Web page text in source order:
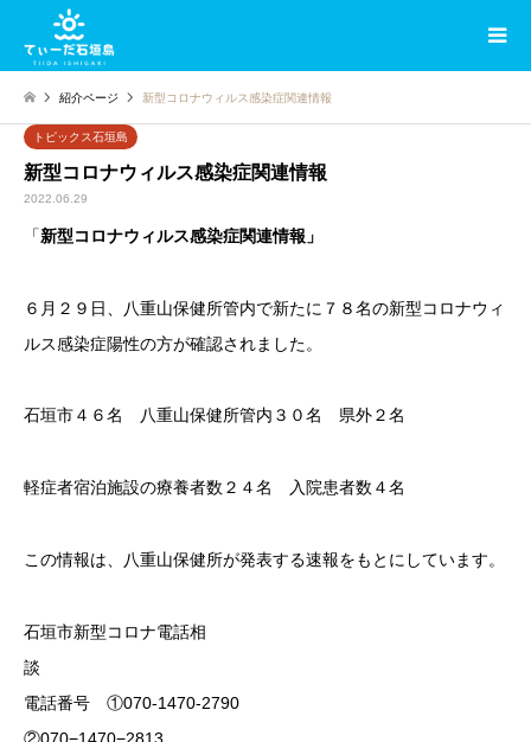
紹介ページ 新型コロナウィルス感染症関連情報
トピックス石垣島
新型コロナウィルス感染症関連情報
2022.06.29
「新型コロナウィルス感染症関連情報」
６月２９日、八重山保健所管内で新たに７８名の新型コロナウィ
ルス感染症陽性の方が確認されました。
石垣市４６名 八重山保健所管内３０名 県外２名
軽症者宿泊施設の療養者数２４名 入院患者数４名
この情報は、八重山保健所が発表する速報をもとにしています。
石垣市新型コロナ電話相
電話番号 ①070-1470-2790